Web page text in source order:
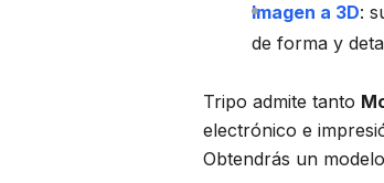
Imagen a 3D:
de forma y
Tripo admite tanto
electrónico e
Obtendrás un